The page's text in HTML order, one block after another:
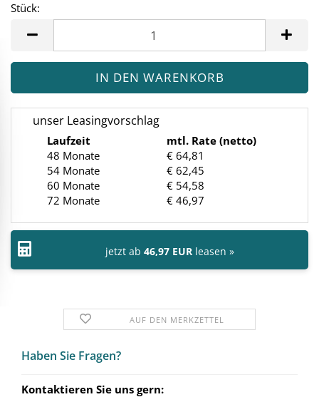
Stück:
unser Leasingvorschlag
Laufzeit
mtl. Rate (netto)
48 Monate
€ 64,81
54 Monate
€ 62,45
60 Monate
€ 54,58
72 Monate
€ 46,97
jetzt ab 46,97 EUR leasen »
AUF DEN MERKZETTEL
Haben Sie Fra­gen?
Kontaktieren Sie uns gern: